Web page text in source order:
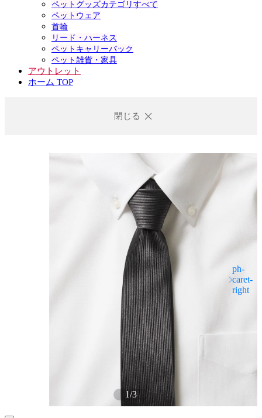
ペットグッズカテゴリすべて
ペットウェア
首輪
リード・ハーネス
ペットキャリーバック
ペット雑貨・家具
アウトレット
ホーム TOP
閉じる
1/3